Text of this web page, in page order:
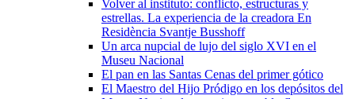
Volver al instituto: conflicto, estructuras y
estrellas. La experiencia de la creadora En
Residència Svantje Busshoff
Un arca nupcial de lujo del siglo XVI en el
Museu Nacional
El pan en las Santas Cenas del primer gótico
El Maestro del Hijo Pródigo en los depósitos del